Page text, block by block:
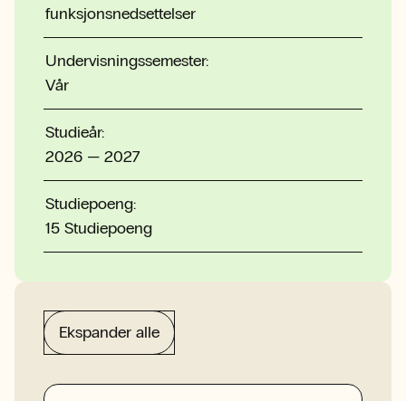
funksjonsnedsettelser
Undervisningssemester:
Vår
Studieår:
2026 — 2027
Studiepoeng:
15 Studiepoeng
Ekspander alle